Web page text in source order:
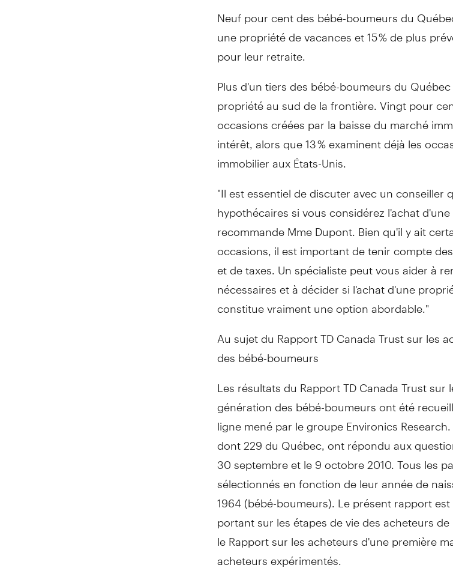
Neuf pour cent des bébé-boumeurs du
une propriété de vacances et 15 % de plus
pour leur retraite.
Plus d'un tiers des bébé-boumeurs du
propriété au sud de la frontière. Vingt pour
occasions créées par la baisse du marché
intérêt, alors que 13 % examinent déjà les
immobilier aux États-Unis.
"Il est essentiel de discuter avec un conseiller
hypothécaires si vous considérez l'achat
recommande Mme Dupont. Bien qu'il y ait
occasions, il est important de tenir compte
et de taxes. Un spécialiste peut vous aider à
nécessaires et à décider si l'achat d'une
constitue vraiment une option abordable."
Au sujet du Rapport TD Canada Trust sur les
des bébé-boumeurs
Les résultats du Rapport TD Canada Trust sur
génération des bébé-boumeurs ont été
ligne mené par le groupe Environics
dont 229 du Québec, ont répondu aux
30 septembre et le 9 octobre 2010. Tous les
sélectionnés en fonction de leur année de
1964 (bébé-boumeurs). Le présent rapport
portant sur les étapes de vie des acheteurs
le Rapport sur les acheteurs d'une première
acheteurs expérimentés.